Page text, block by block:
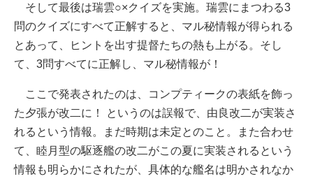
そして最後は瑞雲○×クイズを実施。瑞雲にまつわる3
問のクイズにすべて正解すると、マル秘情報が得られる
とあって、ヒントを出す提督たちの熱も上がる。そし
て、3問すべてに正解し、マル秘情報が！
ここで発表されたのは、コンプティークの表紙を飾っ
た夕張が改二に！ というのは誤報で、由良改二が実装さ
れるという情報。まだ時期は未定とのこと。また合わせ
て、睦月型の駆逐艦の改二がこの夏に実装されるという
情報も明らかにされたが、具体的な艦名は明かされなか